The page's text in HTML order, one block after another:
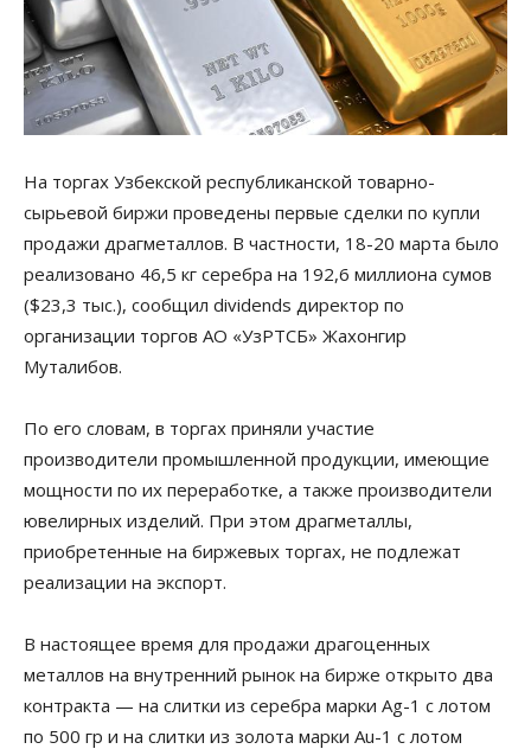
На торгах Узбекской республиканской товарно-
сырьевой биржи проведены первые сделки по купли
продажи драгметаллов. В частности, 18-20 марта было
реализовано 46,5 кг серебра на 192,6 миллиона сумов
($23,3 тыс.), сообщил dividends директор по
организации торгов АО «УзРТСБ» Жахонгир
Муталибов.
По его словам, в торгах приняли участие
производители промышленной продукции, имеющие
мощности по их переработке, а также производители
ювелирных изделий. При этом драгметаллы,
приобретенные на биржевых торгах, не подлежат
реализации на экспорт.
В настоящее время для продажи драгоценных
металлов на внутренний рынок на бирже открыто два
контракта — на слитки из серебра марки Ag-1 с лотом
по 500 гр и на слитки из золота марки Au-1 с лотом